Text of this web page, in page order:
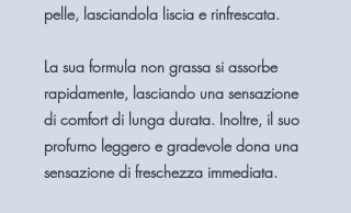
pelle, lasciandola liscia e rinfrescata.
La sua formula non grassa si assorbe
rapidamente, lasciando una sensazione
di comfort di lunga durata. Inoltre, il suo
profumo leggero e gradevole dona una
sensazione di freschezza immediata.